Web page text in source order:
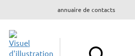
annuaire de contacts